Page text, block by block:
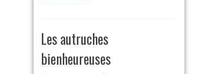
Les autruches
bienheureuses